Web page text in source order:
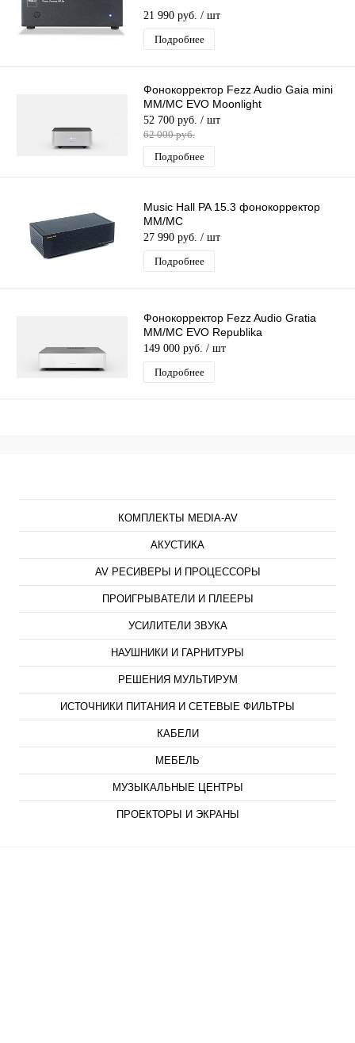
21 990 руб. / шт
Подробнее
Фонокорректор Fezz Audio Gaia mini
MM/MC EVO Moonlight
52 700 руб. / шт
62 000 руб.
Подробнее
Music Hall PA 15.3 фонокорректор
MM/MC
27 990 руб. / шт
Подробнее
Фонокорректор Fezz Audio Gratia
MM/MC EVO Republika
149 000 руб. / шт
Подробнее
КОМПЛЕКТЫ MEDIA-AV
АКУСТИКА
AV РЕСИВЕРЫ И ПРОЦЕССОРЫ
ПРОИГРЫВАТЕЛИ И ПЛЕЕРЫ
УСИЛИТЕЛИ ЗВУКА
НАУШНИКИ И ГАРНИТУРЫ
РЕШЕНИЯ МУЛЬТИРУМ
ИСТОЧНИКИ ПИТАНИЯ И СЕТЕВЫЕ ФИЛЬТРЫ
КАБЕЛИ
МЕБЕЛЬ
МУЗЫКАЛЬНЫЕ ЦЕНТРЫ
ПРОЕКТОРЫ И ЭКРАНЫ